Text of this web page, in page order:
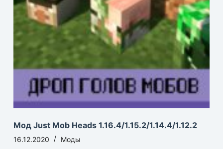
Мод Just Mob Heads 1.16.4/1.15.2/1.14.4/1.12.2
16.12.2020 Моды